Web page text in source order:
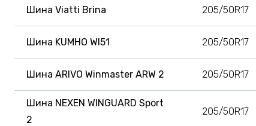
Шина Viatti Brina 205/50R17
Шина KUMHO WI51 205/50R17
Шина ARIVO Winmaster ARW 2 205/50R17
Шина NEXEN WINGUARD Sport
2
205/50R17